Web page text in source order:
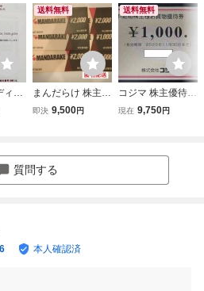
ィン
10,
送料無料
まんだらけ 株主優
待券 10,000円分
即決 9,500円
送料無料
コジマ 株主優待 1
0,000円
現在 9,750円
質問する
本人確認済